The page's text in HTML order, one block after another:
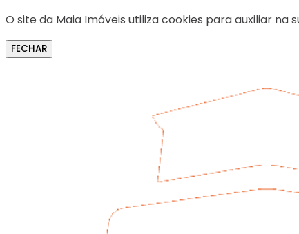
O site da Maia Imóveis utiliza cookies para auxiliar
FECHAR